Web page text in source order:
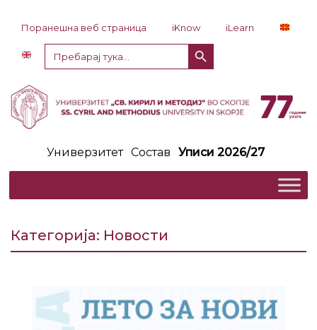
Поранешна веб страница iKnow
iLearn
Пребарај
за:
Копче за пребарување
Универзитет Состав Уписи 2026/27
Категорија: Новости